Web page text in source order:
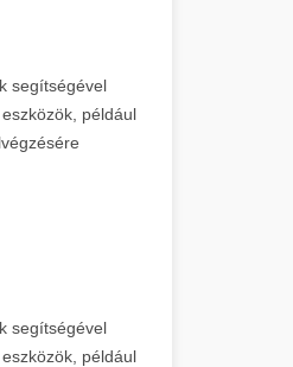
segítségével
például
segítségével
például